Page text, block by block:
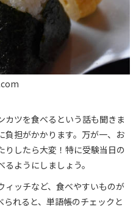
カツを食べるという話も聞きま
負担がかかります。万が一、お
りしたら大変！特に受験当日の
ようにしましょう。
ィッチなど、食べやすいものが
れると、単語帳のチェックと